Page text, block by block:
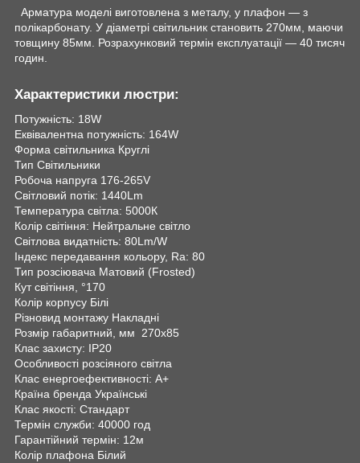
Арматура моделі виготовлена з металу, у плафон — з
полікарбонату. У діаметрі світильник становить 270мм, маючи
товщину 85мм. Розрахунковий термін експлуатації — 40 тисяч
годин.
Характеристики люстри:
Потужність: 18W
Еквівалентна потужність: 164W
Форма світильника Круглі
Тип Світильники
Робоча напруга 176-265V
Світловий потік: 1440Lm
Температура світла: 5000К
Колір світіння: Нейтральне світло
Світлова видатність: 80Lm/W
Індекс передавання кольору, Ra: 80
Тип розсіювача Матовий (Frosted)
Кут світіння, °170
Колір корпусу Білі
Різновид монтажу Накладні
Розмір габаритний, мм 270х85
Клас захисту: IP20
Особливості розсіяного світла
Клас енергоефективності: A+
Країна бренда Українські
Клас якості: Стандарт
Термін служби: 40000 год
Гарантійний термін: 12м
Колір плафона Білий